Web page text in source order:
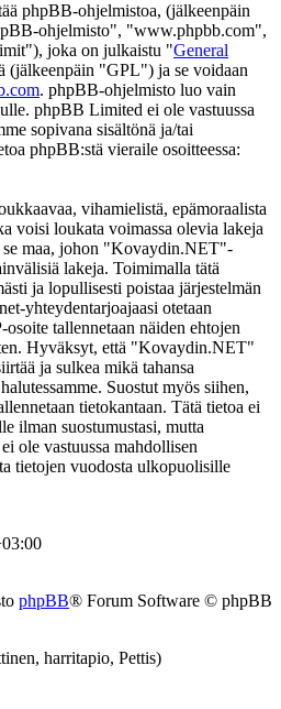
phpBB-ohjelmistoa, (jälkeenpäin
ohjelmisto", "www.phpbb.com",
joka on julkaistu "General
(jälkeenpäin "GPL") ja se voidaan
. phpBB-ohjelmisto luo vain
phpBB Limited ei ole vastuussa
sopivana sisältönä ja/tai
phpBB:stä vieraile osoitteessa:
vihamielistä, epämoraalista
voisi loukata voimassa olevia lakeja
se maa, johon "Kovaydin.NET"-
lakeja. Toimimalla tätä
ja lopullisesti poistaa järjestelmän
yhteydentarjoajaasi otetaan
tallennetaan näiden ehtojen
Hyväksyt, että "Kovaydin.NET"
ja sulkea mikä tahansa
Suostut myös siihen,
tietokantaan. Tätä tietoa ei
ilman suostumustasi, mutta
ole vastuussa mahdollisen
tietojen vuodosta ulkopuolisille
phpBB® Forum Software © phpBB
harritapio, Pettis)